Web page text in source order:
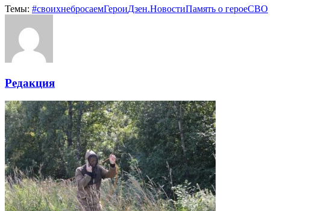
Темы: #своихнебросаемГероиДзен.НовостиПамять о героеСВО
Редакция